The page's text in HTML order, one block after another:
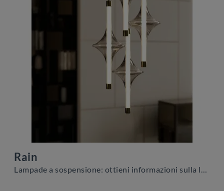
Rain
Lampade a sospensione: ottieni informazioni sulla lampada Rain in vetro che ti presentiamo.